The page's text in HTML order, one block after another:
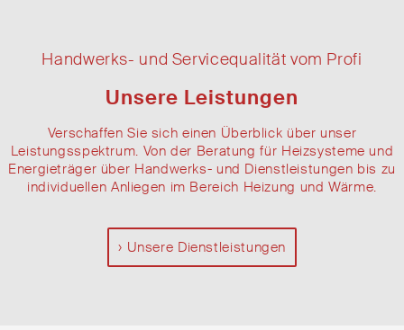
Handwerks- und Servicequalität vom Profi
Unsere Leistungen
Verschaffen Sie sich einen Überblick über unser
Leistungsspektrum. Von der Beratung für Heizsysteme und
Energieträger über Handwerks- und Dienstleistungen bis zu
individuellen Anliegen im Bereich Heizung und Wärme.
Unsere Dienstleistungen